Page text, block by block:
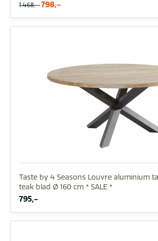
1.468,- 798,-
Taste by 4 Seasons Louvre aluminium
teak blad Ø 160 cm * SALE *
795,-